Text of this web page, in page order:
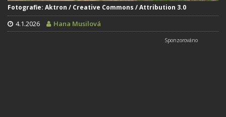
Fotografie: Aktron / Creative Commons / Attribution 3.0
4.1.2026 Hana Musilová